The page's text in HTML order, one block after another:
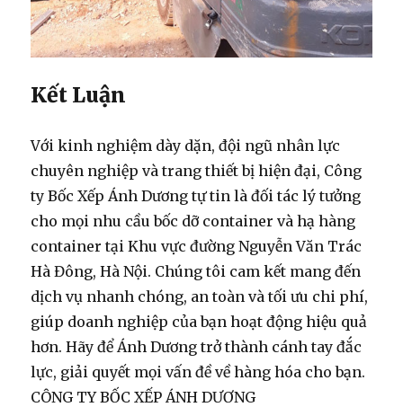
Kết Luận
Với kinh nghiệm dày dặn, đội ngũ nhân lực
chuyên nghiệp và trang thiết bị hiện đại, Công
ty Bốc Xếp Ánh Dương tự tin là đối tác lý tưởng
cho mọi nhu cầubốc dỡ container vàhạ hàng
container tại Khu vực đường Nguyễn Văn Trác
Hà Đông, Hà Nội. Chúng tôi cam kết mang đến
dịch vụ nhanh chóng, an toàn và tối ưu chi phí,
giúp doanh nghiệp của bạn hoạt động hiệu quả
hơn. Hãy để Ánh Dương trở thành cánh tay đắc
lực, giải quyết mọi vấn đề về hàng hóa cho bạn.
CÔNG TY BỐC XẾP ÁNH DƯƠNG